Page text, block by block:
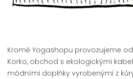
Kromě Yogashopu provozujeme
Korko, obchod s ekologickými
módními doplňky vyrobenými z